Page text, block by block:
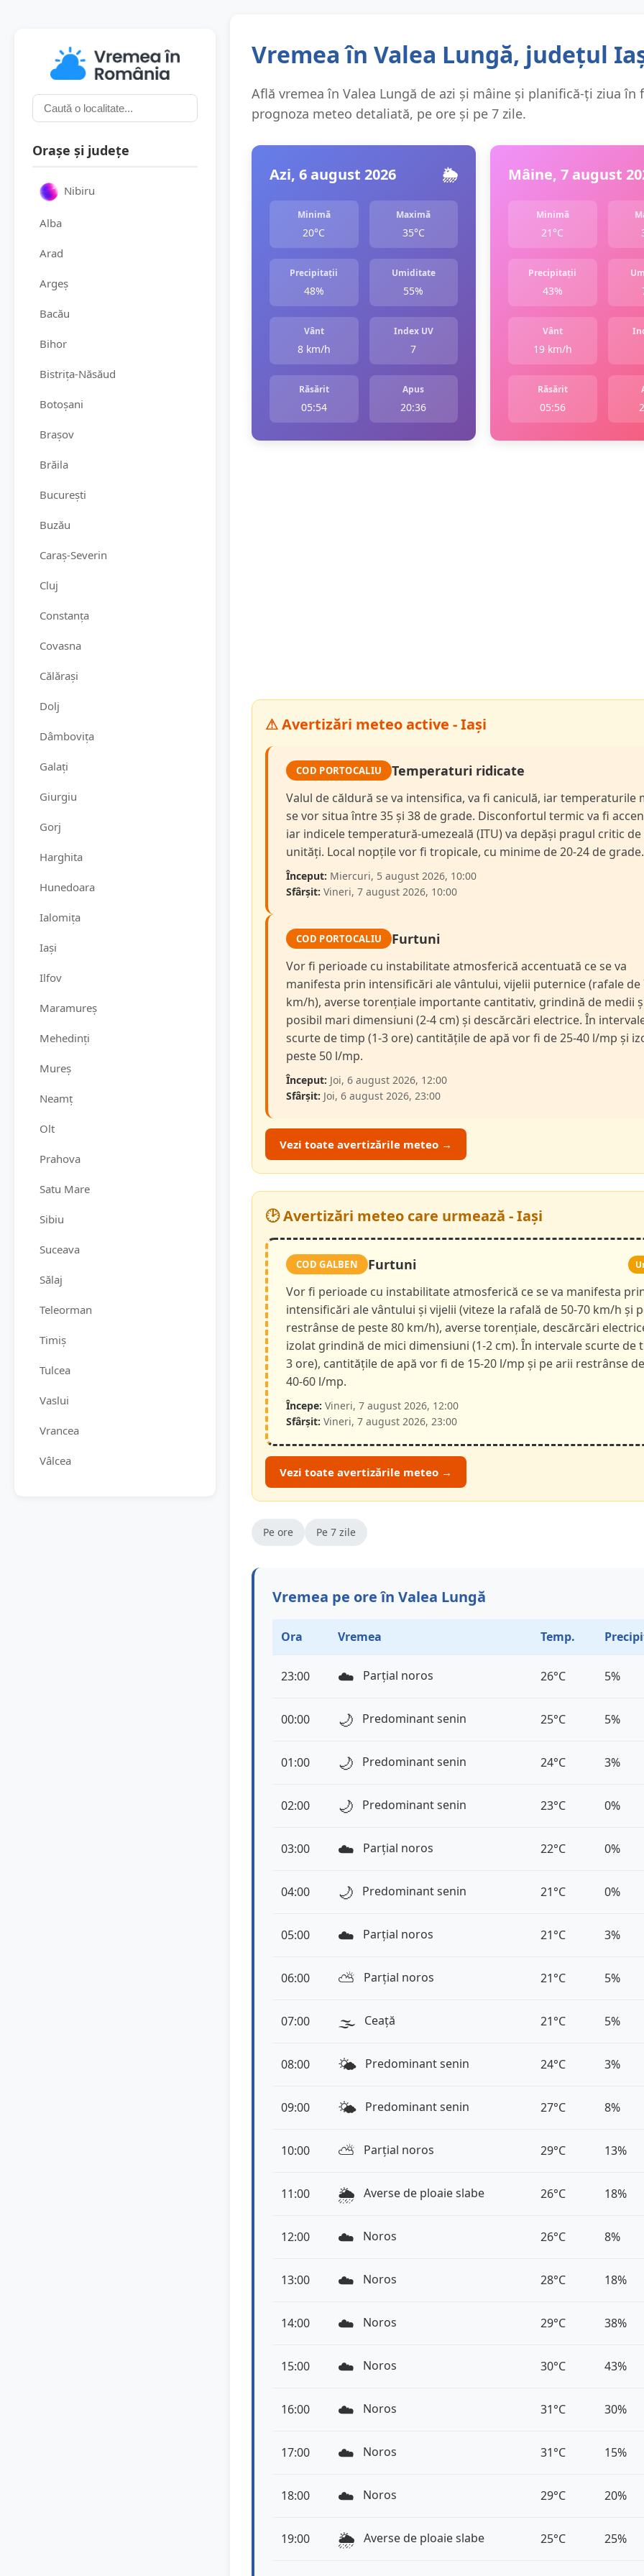
Orașe și județe
Nibiru
Alba
Arad
Argeș
Bacău
Bihor
Bistrița-Năsăud
Botoșani
Brașov
Brăila
București
Buzău
Caraș-Severin
Cluj
Constanța
Covasna
Călărași
Dolj
Dâmbovița
Galați
Giurgiu
Gorj
Harghita
Hunedoara
Ialomița
Iași
Ilfov
Maramureș
Mehedinți
Mureș
Neamț
Olt
Prahova
Satu Mare
Sibiu
Suceava
Sălaj
Teleorman
Timiș
Tulcea
Vaslui
Vrancea
Vâlcea
Vremea în Valea Lungă, județul
Află vremea în Valea Lungă de azi și mâine și planifică-ți ziua în
prognoza meteo detaliată, pe ore și pe 7 zile.
Azi, 6 august 2026 🌦️
Minimă
20°C
Maximă
35°C
Precipitații
48%
Umiditate
55%
Vânt
8 km/h
Index UV
7
Răsărit
05:54
Apus
20:36
Mâine, 7 august
Minimă
21°C
Precipitații
43%
Vânt
19 km/h
Răsărit
05:56
⚠ Avertizări meteo active - Iași
COD PORTOCALIU Temperaturi ridicate
Valul de căldură se va intensifica, va fi caniculă, iar temperaturile
se vor situa între 35 și 38 de grade. Disconfortul termic va fi
iar indicele temperatură-umezeală (ITU) va depăși pragul critic de
unități. Local nopțile vor fi tropicale, cu minime de 20-24 de grade.
Început: Miercuri, 5 august 2026, 10:00
Sfârșit: Vineri, 7 august 2026, 10:00
COD PORTOCALIU Furtuni
Vor fi perioade cu instabilitate atmosferică accentuată ce se va
manifesta prin intensificări ale vântului, vijelii puternice (rafale de
km/h), averse torențiale importante cantitativ, grindină de medii
posibil mari dimensiuni (2-4 cm) și descărcări electrice. În
scurte de timp (1-3 ore) cantitățile de apă vor fi de 25-40 l/mp și
peste 50 l/mp.
Început: Joi, 6 august 2026, 12:00
Sfârșit: Joi, 6 august 2026, 23:00
Vezi toate avertizările meteo →
🕑 Avertizări meteo care urmează - Iași
COD GALBEN Furtuni
Vor fi perioade cu instabilitate atmosferică ce se va manifesta
intensificări ale vântului și vijelii (viteze la rafală de 50-70 km/h și
restrânse de peste 80 km/h), averse torențiale, descărcări
izolat grindină de mici dimensiuni (1-2 cm). În intervale scurte de
3 ore), cantitățile de apă vor fi de 15-20 l/mp și pe arii restrânse
40-60 l/mp.
Începe: Vineri, 7 august 2026, 12:00
Sfârșit: Vineri, 7 august 2026, 23:00
Vezi toate avertizările meteo →
Pe ore Pe 7 zile
Vremea pe ore în Valea Lungă
Ora Vremea Temp.
23:00 ☁️ Parțial noros 26°C 5%
00:00 🌙 Predominant senin 25°C 5%
01:00 🌙 Predominant senin 24°C 3%
02:00 🌙 Predominant senin 23°C 0%
03:00 ☁️ Parțial noros 22°C 0%
04:00 🌙 Predominant senin 21°C 0%
05:00 ☁️ Parțial noros 21°C 3%
06:00 ⛅️ Parțial noros 21°C 5%
07:00 🌫️ Ceață 21°C 5%
08:00 🌤️ Predominant senin 24°C 3%
09:00 🌤️ Predominant senin 27°C 8%
10:00 ⛅️ Parțial noros 29°C 13%
11:00 🌦️ Averse de ploaie slabe 26°C 18%
12:00 ☁️ Noros 26°C 8%
13:00 ☁️ Noros 28°C 18%
14:00 ☁️ Noros 29°C 38%
15:00 ☁️ Noros 30°C 43%
16:00 ☁️ Noros 31°C 30%
17:00 ☁️ Noros 31°C 15%
18:00 ☁️ Noros 29°C 20%
19:00 🌦️ Averse de ploaie slabe 25°C 25%